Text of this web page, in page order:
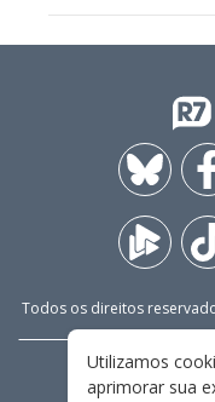
Todos os direitos
Utilizamos
aprimorar sua